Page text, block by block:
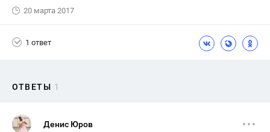
20 марта 2017
1 ответ
ОТВЕТЫ 1
Денис Юров